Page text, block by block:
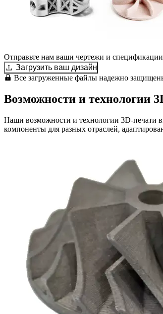
Отправьте нам ваши чертежи и спецификации
Загрузить ваш дизайн
Все загруженные файлы надежно
Возможности и технологии
Наши возможности и технологии 3D-печати
компоненты для разных отраслей,